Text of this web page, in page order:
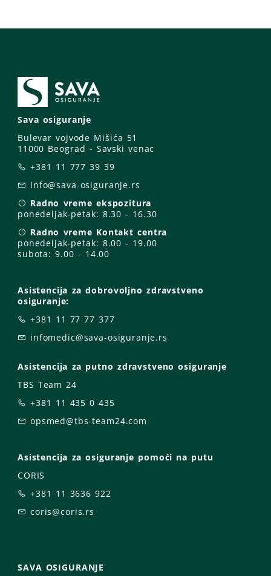
Sava osiguranje
Bulevar vojvode Mišića 51
11000 Beograd - Savski venac
+381 11 777 39 39
info@sava-osiguranje.rs
Radno vreme ekspozitura
ponedeljak-petak: 8.30 - 16.30
Radno vreme Kontakt centra
ponedeljak-petak: 8.00 - 19.00
subota: 9.00 - 14.00
Asistencija za dobrovoljno zdravstveno
osiguranje:
+381 11 77 77 377
infomedic@sava-osiguranje.rs
Asistencija za putno zdravstveno osiguranje
TBS Team 24
+381 11 435 0 435
opsmed@tbs-team24.com
Asistencija za osiguranje pomoći na putu
CORIS
+381 11 3636 922
coris@coris.rs
SAVA OSIGURANJE